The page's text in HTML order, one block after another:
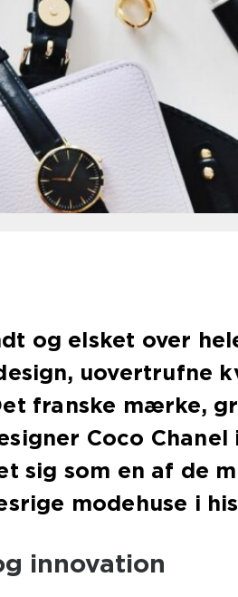
og elsket over
uovertrufne
franske mærke,
Coco Chanel
sig som en af de
modehuse i
innovation